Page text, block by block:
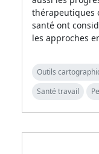
thérapeutiques
santé ont
les approches
Outils
Santé travail